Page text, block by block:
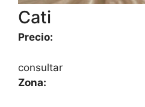
Cati
Precio:
consultar
Zona: